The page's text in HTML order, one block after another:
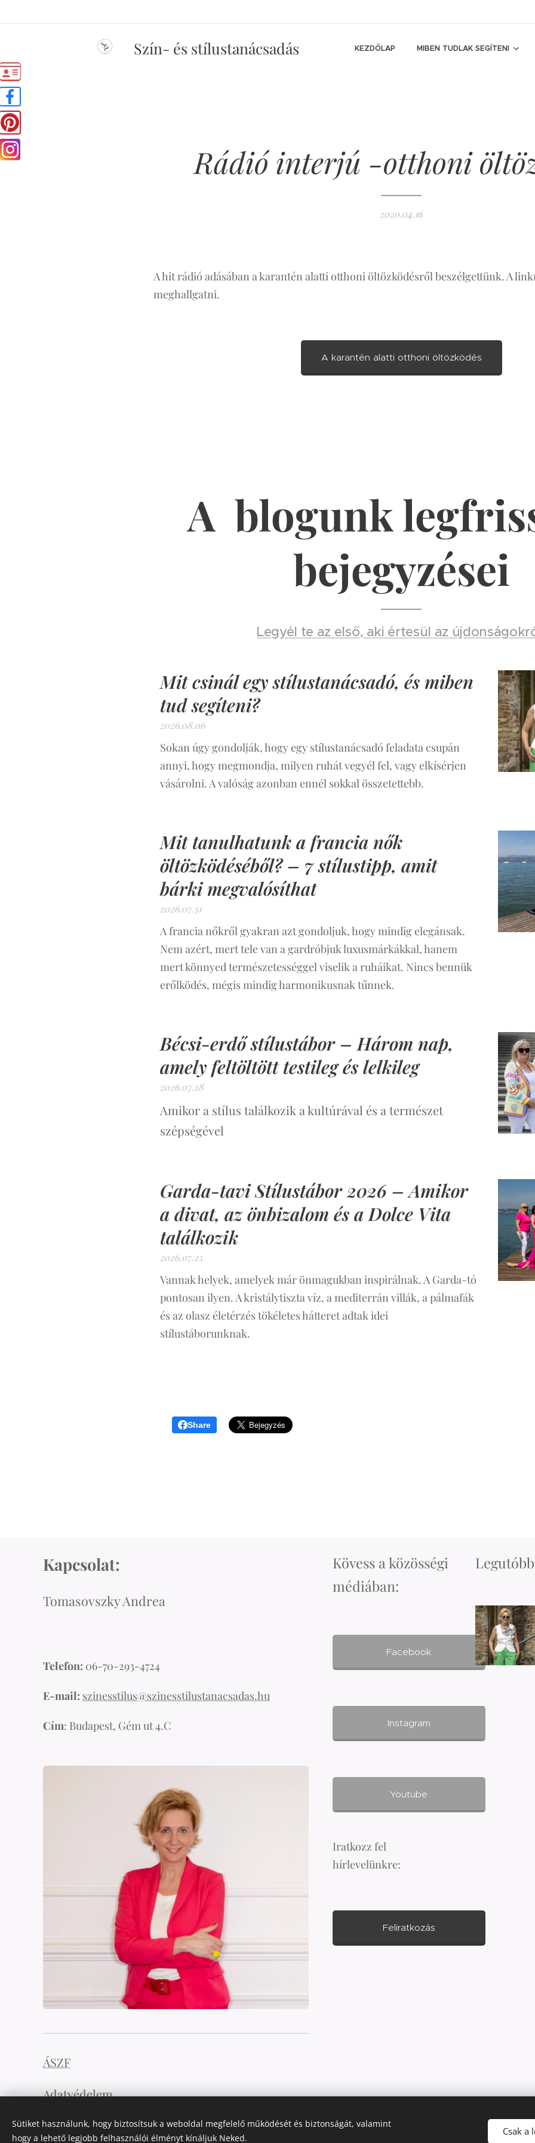
Szín- és stílustanácsadás KEZDŐLAP MIBEN TUDLAK SEGÍTENI
Rádió interjú -otthoni
2020.04.16
A hit rádió adásában a karantén alatti otthoni öltözködésről beszélgettünk. A
meghallgatni.
A karantén alatti otthoni öltözködés
A blogunk
bejegyzései
Legyél te az első, aki értesül az
Mit csinál egy stílustanácsadó, és miben
tud segíteni?
2026.08.06
Sokan úgy gondolják, hogy egy stílustanácsadó feladata csupán
annyi, hogy megmondja, milyen ruhát vegyél fel, vagy elkísérjen
vásárolni. A valóság azonban ennél sokkal összetettebb.
Mit tanulhatunk a francia nők
öltözködéséből? – 7 stílustipp, amit
bárki megvalósíthat
2026.07.31
A francia nőkről gyakran azt gondoljuk, hogy mindig elegánsak.
Nem azért, mert tele van a gardróbjuk luxusmárkákkal, hanem
mert könnyed természetességgel viselik a ruháikat. Nincs bennük
erőlködés, mégis mindig harmonikusnak tűnnek.
Bécsi-erdő stílustábor – Három nap,
amely feltöltött testileg és lelkileg
2026.07.28
Amikor a stílus találkozik a kultúrával és a természet
szépségével
Garda-tavi Stílustábor 2026 – Amikor
a divat, az önbizalom és a Dolce Vita
találkozik
2026.07.25
Vannak helyek, amelyek már önmagukban inspirálnak. A Garda-tó
pontosan ilyen. A kristálytiszta víz, a mediterrán villák, a pálmafák
és az olasz életérzés tökéletes hátteret adtak idei
stílustáborunknak.
Share
Kapcsolat:
Tomasovszky Andrea
Telefon: 06-70-293-4724
E-mail: szinesstilus@szinesstilustanacsadas.hu
Cím: Budapest, Gém ut 4.C
ÁSZF
Adatvédelem
Kövess a közösségi
médiában:
Facebook
Instagram
Youtube
Iratkozz fel
hírlevelünkre:
Feliratkozás
Sütiket használunk, hogy biztosítsuk a weboldal megfelelő működését és biztonságát, valamint
hogy a lehető legjobb felhasználói élményt kínáljuk Neked.
Csak a